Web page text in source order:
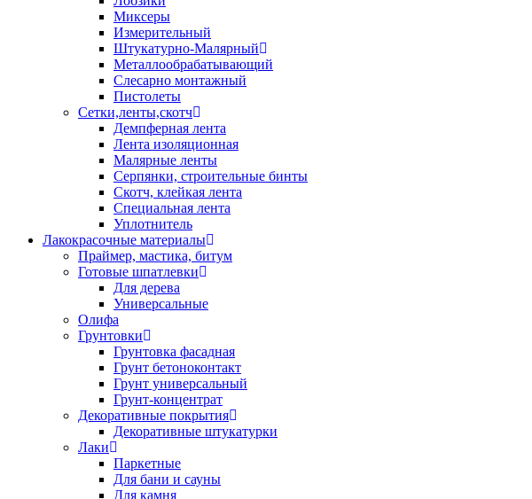
Миксеры
Измерительный
Штукатурно-Малярный
Металлообрабатывающий
Слесарно монтажный
Пистолеты
Сетки,ленты,скотч
Демпферная лента
Лента изоляционная
Малярные ленты
Серпянки, строительные бинты
Скотч, клейкая лента
Специальная лента
Уплотнитель
Лакокрасочные материалы
Праймер, мастика, битум
Готовые шпатлевки
Для дерева
Универсальные
Олифа
Грунтовки
Грунтовка фасадная
Грунт бетоноконтакт
Грунт универсальный
Грунт-концентрат
Декоративные покрытия
Декоративные штукатурки
Лаки
Паркетные
Для бани и сауны
Для камня